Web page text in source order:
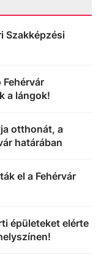
Szakképzési
a lángok!
otthonát, a
határában
el a Fehérvár
épületeket elérte